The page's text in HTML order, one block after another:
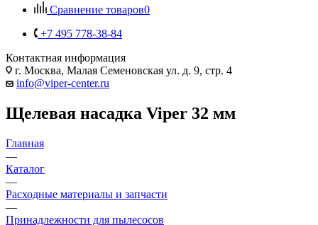
Сравнение товаров0
+7 495 778-38-84
Контактная информация
г. Москва, Малая Семеновская ул. д. 9, стр. 4
info@viper-center.ru
Щелевая насадка Viper 32 мм
Главная
—
Каталог
—
Расходные материалы и запчасти
—
Принадлежности для пылесосов